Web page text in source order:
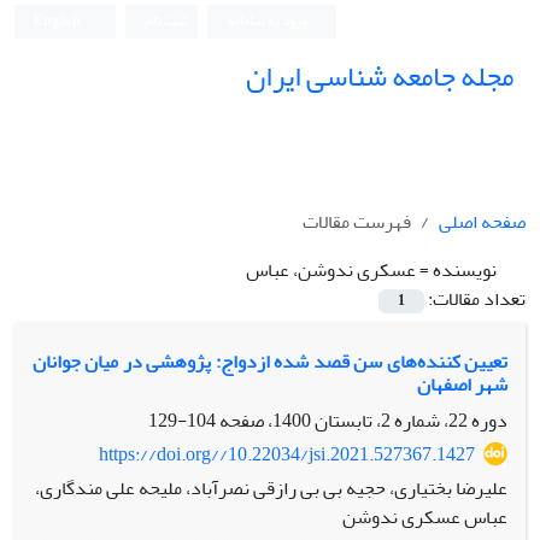
مجله جامعه شناسی ایران
صفحه اصلی
فهرست مقالات
نویسنده =عسکری ندوشن، عباس
تعداد مقالات:
1
تعیین کننده‌های سن قصد شده ازدواج: پژوهشی در میان جوانان
شهر اصفهان
دوره 22، شماره 2، تابستان 1400، صفحه
104-129
https://doi.org//10.22034/jsi.2021.527367.1427
علیرضا بختیاری، حجیه بی بی رازقی نصرآباد، ملیحه علی مندگاری،
عباس عسکری ندوشن